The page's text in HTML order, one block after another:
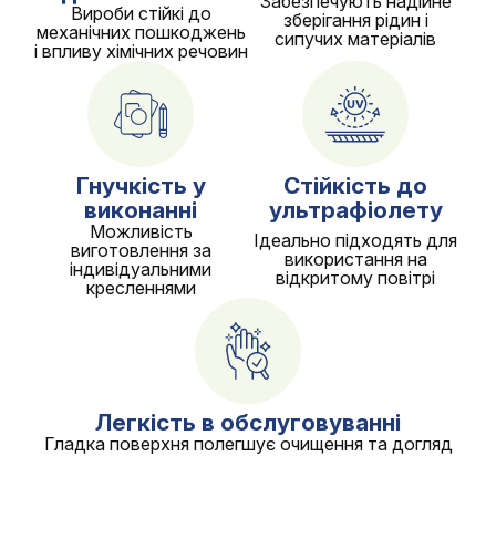
Вироби стійкі до
механічних пошкоджень
і впливу хімічних речовин
зберігання рідин і
сипучих матеріалів
Гнучкість у
виконанні
Можливість
виготовлення за
індивідуальними
кресленнями
Стійкість до
ультрафіолету
Ідеально підходять для
використання на
відкритому повітрі
Легкість в обслуговуванні
Гладка поверхня полегшує очищення та догляд